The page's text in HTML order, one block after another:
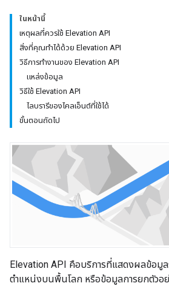
ในหน้านี้
เหตุผลที่ควรใช้ Elevation API
สิ่งที่คุณทำได้ด้วย Elevation API
วิธีการทำงานของ Elevation API
แหล่งข้อมูล
วิธีใช้ Elevation API
ไลบรารีของไคลเอ็นต์ที่ใช้ได้
ขั้นตอนถัดไป
Elevation API คือบริการที่แสดงผลข้อมู
ตำแหน่งบนพื้นโลก หรือข้อมูลการยกตัวอย่